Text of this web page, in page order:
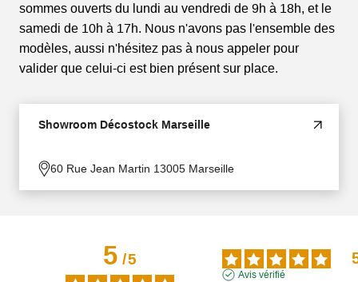
sommes ouverts du lundi au vendredi de 9h à 18h, et le
samedi de 10h à 17h. Nous n'avons pas l'ensemble des
modèles, aussi n'hésitez pas à nous appeler pour
valider que celui-ci est bien présent sur place.
Showroom Décostock Marseille
60 Rue Jean Martin 13005 Marseille
5/5
Avis vérifié